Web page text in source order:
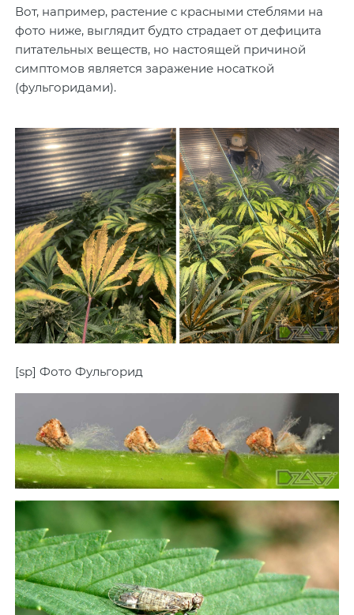
Вот, например, растение с красными стеблями на
фото ниже, выглядит будто страдает от дефицита
питательных веществ, но настоящей причиной
симптомов является заражение носаткой
(фульгоридами).
[sp] Фото Фульгорид